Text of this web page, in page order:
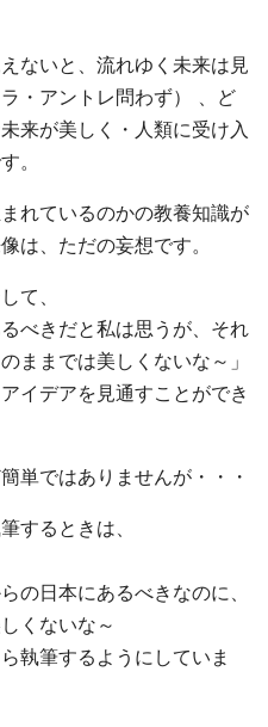
ないと、流れゆく未来は見
・アントレ問わず） 、ど
来が美しく・人類に受け入
。
れているのかの教養知識が
は、ただの妄想です。
て、
べきだと私は思うが、それ
ままでは美しくないな～」
イデアを見通すことができ
単ではありませんが・・・
するときは、
の日本にあるべきなのに、
くないな～
執筆するようにしていま